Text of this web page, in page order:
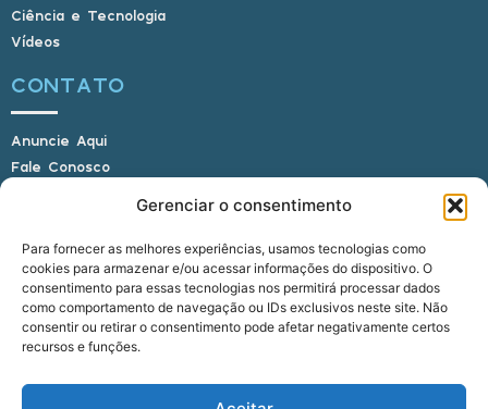
Gerenciar o consentimento
Para fornecer as melhores experiências, usamos tecnologias como
cookies para armazenar e/ou acessar informações do dispositivo. O
consentimento para essas tecnologias nos permitirá processar dados
como comportamento de navegação ou IDs exclusivos neste site. Não
consentir ou retirar o consentimento pode afetar negativamente certos
recursos e funções.
Ciência e Tecnologia
Vídeos
CONTATO
Anuncie Aqui
Fale Conosco
E-mail: alagoasbrasilnoticias@gmail.com
Telefone: (82) 9 9691-0391 (Whatsapp)
Responsável Técnico: Crysthyan Carlos
Rua do Sau - Centro - Anadia - AL - CEP: